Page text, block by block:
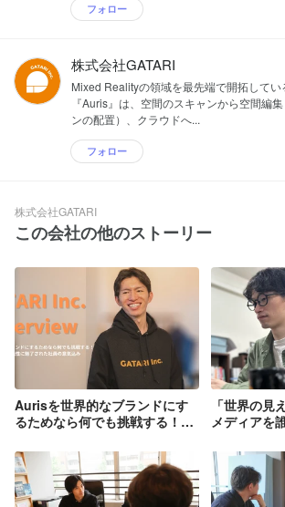
フォロー
株式会社GATARI
Mixed Realityの領域を最先端で開拓して
『Auris』は、空間のスキャンから空間編
ンの配置）、クラウドへ...
フォロー
株式会社GATARI
この会社の他のストーリー
Aurisを世界的なブランドにす
るためなら何でも挑戦する！
社員の意気込み／GATARIイン
タビュー
「世界の見
メディアを
への想い／
ー